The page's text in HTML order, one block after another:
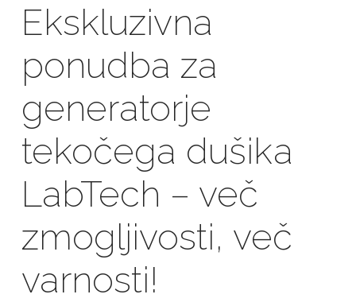
Ekskluzivna
ponudba za
generatorje
tekočega dušika
LabTech – več
zmogljivosti, več
varnosti!